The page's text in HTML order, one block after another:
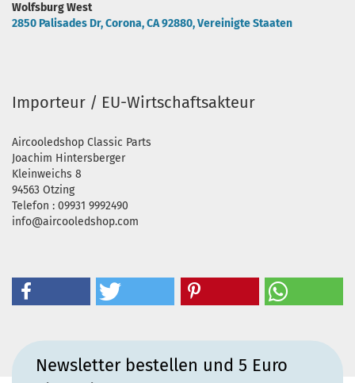
Wolfsburg West
2850 Palisades Dr, Corona, CA 92880, Vereinigte Staaten
Importeur / EU-Wirtschaftsakteur
Aircooledshop Classic Parts
Joachim Hintersberger
Kleinweichs 8
94563 Otzing
Telefon : 09931 9992490
info@aircooledshop.com
Newsletter bestellen und 5 Euro